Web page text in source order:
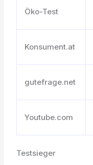
Öko-Test
Konsument.at
gutefrage.net
Youtube.com
Testsieger